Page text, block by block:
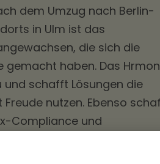
dem Umzug nach Berlin-
in Ulm ist das
die sich die
gemacht haben. Das
und schafft Lösungen die
nutzen. Ebenso
Compliance und
die Finanzbehörden